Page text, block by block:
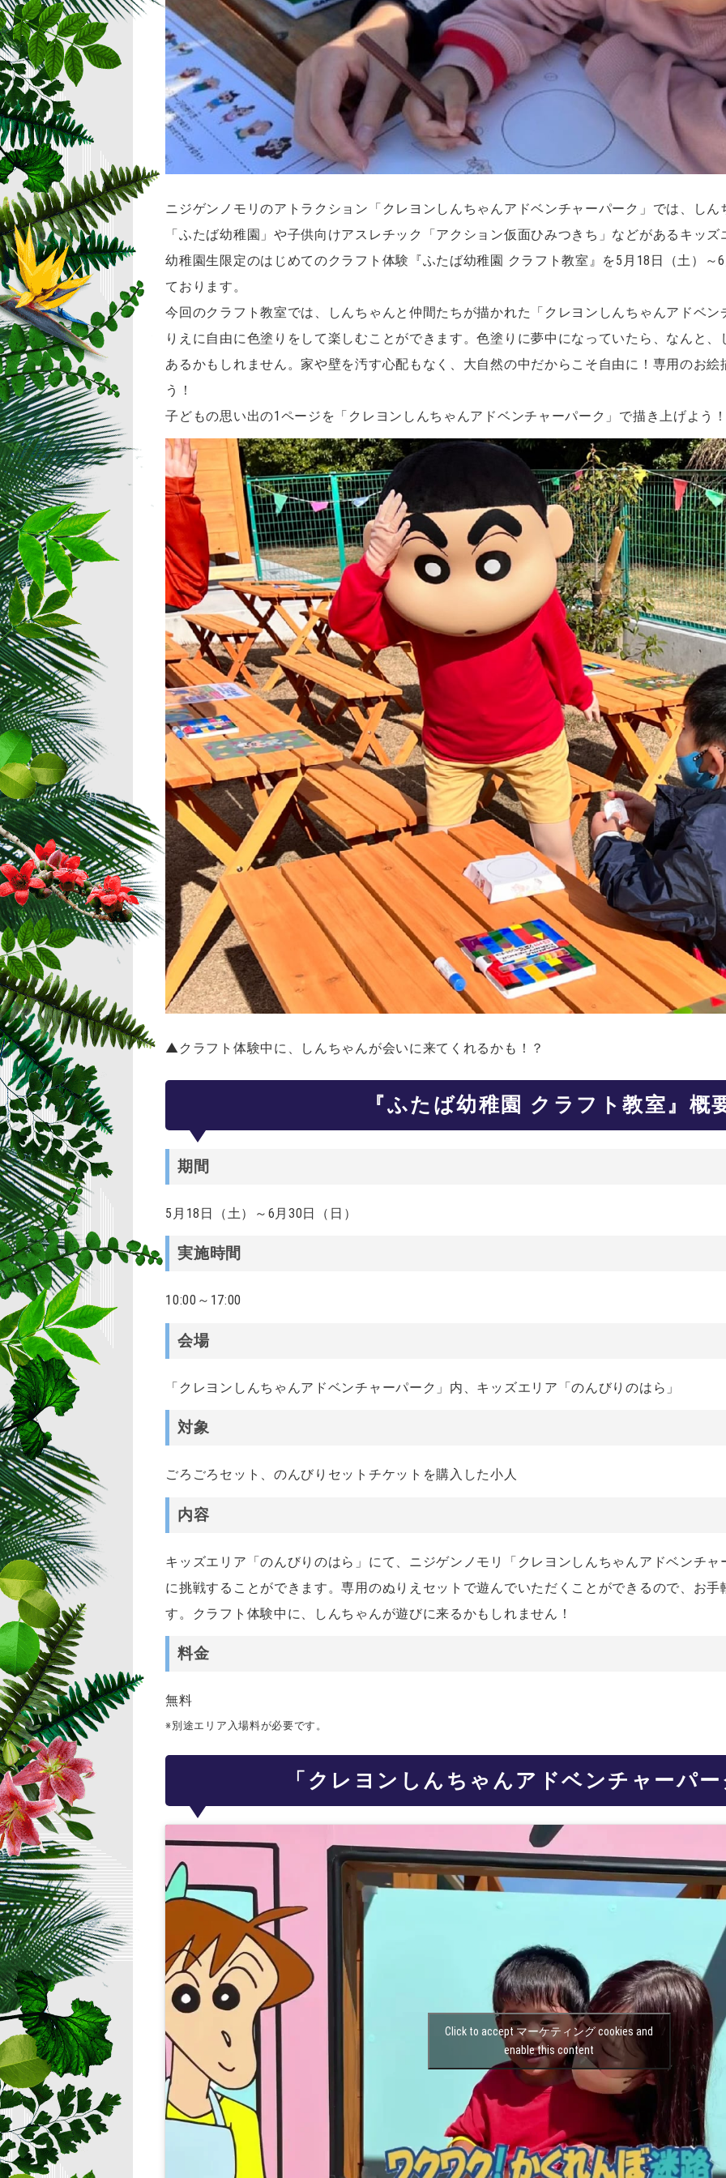
ニジゲンノモリのアトラクション「クレヨンしんちゃんアドベンチャーパーク」では、し
「ふたば幼稚園」や子供向けアスレチック「アクション仮面ひみつきち」などがあるキッ
幼稚園生限定のはじめてのクラフト体験『ふたば幼稚園 クラフト教室』を5月18日（土）～
ております。
今回のクラフト教室では、しんちゃんと仲間たちが描かれた「クレヨンしんちゃんアドベ
りえに自由に色塗りをして楽しむことができます。色塗りに夢中になっていたら、なんと
あるかもしれません。家や壁を汚す心配もなく、大自然の中だからこそ自由に！専用のお
う！
子どもの思い出の1ページを「クレヨンしんちゃんアドベンチャーパーク」で描き上げよう
▲クラフト体験中に、しんちゃんが会いに来てくれるかも！？
『ふたば幼稚園 クラフト教室』概
期間
5月18日（土）～6月30日（日）
実施時間
10:00～17:00
会場
「クレヨンしんちゃんアドベンチャーパーク」内、キッズエリア「のんびりのはら」
対象
ごろごろセット、のんびりセットチケットを購入した小人
内容
キッズエリア「のんびりのはら」にて、ニジゲンノモリ「クレヨンしんちゃんアドベンチ
に挑戦することができます。専用のぬりえセットで遊んでいただくことができるので、お
す。クラフト体験中に、しんちゃんが遊びに来るかもしれません！
料金
無料
※別途エリア入場料が必要です。
「クレヨンしんちゃんアドベンチャーパ
Click to accept マーケティング cookies and
enable this content